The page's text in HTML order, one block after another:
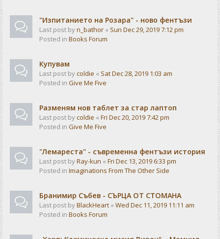
"Изпитанието на Розара" - ново фентъзи
Last post byn_bathor « Sun Dec 29, 2019 7:12 pm
Posted in Books Forum
Купувам
Last post bycoldie « Sat Dec 28, 2019 1:03 am
Posted in Give Me Five
Разменям нов таблет за стар лаптоп
Last post bycoldie « Fri Dec 20, 2019 7:42 pm
Posted in Give Me Five
"Лемареста" - съвременна фентъзи история
Last post byRay-kun « Fri Dec 13, 2019 6:33 pm
Posted in Imaginations From The Other Side
Бранимир Събев - СЪРЦА ОТ СТОМАНА
Last post byBlackHeart « Wed Dec 11, 2019 11:11 am
Posted in Books Forum